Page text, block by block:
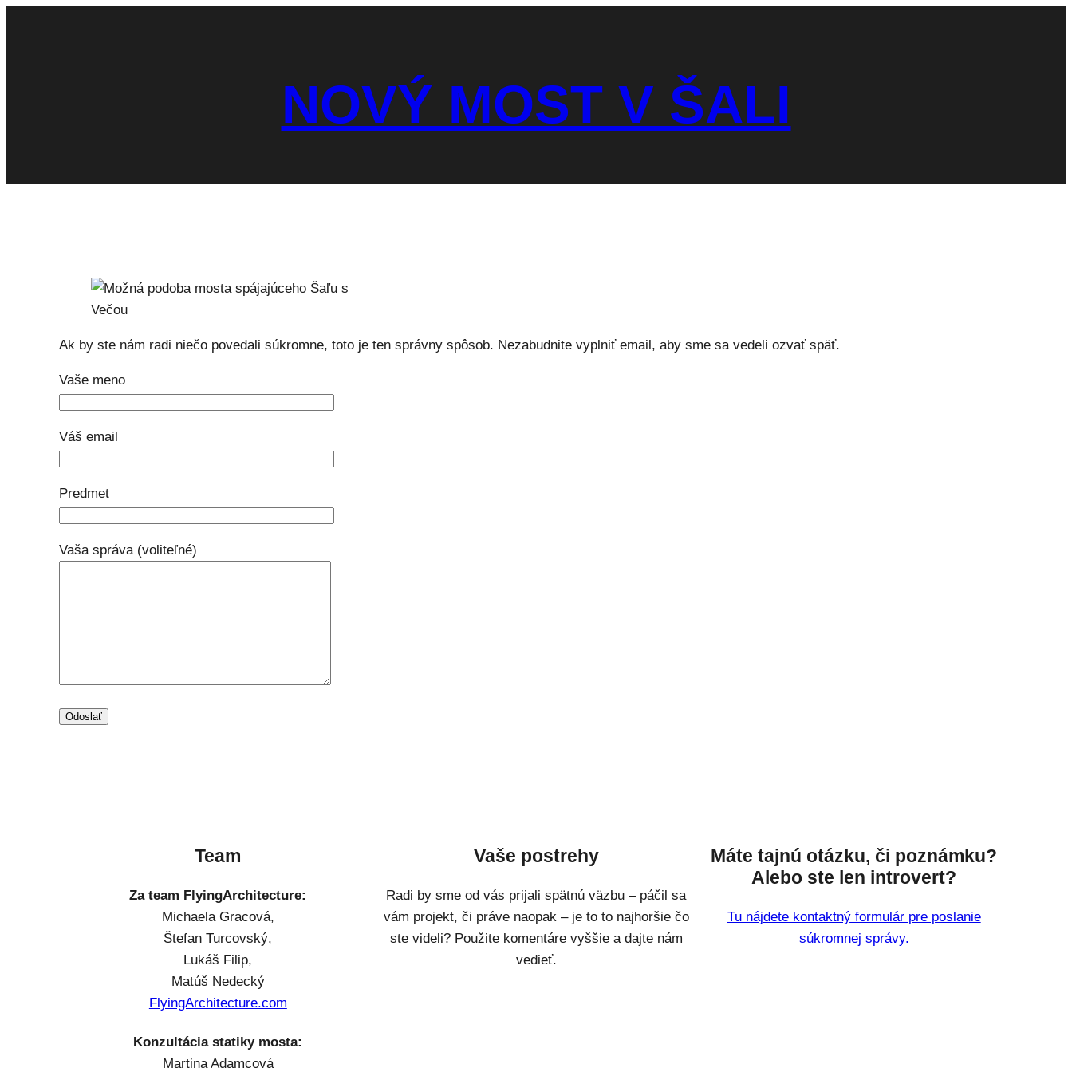
NOVÝ MOST V ŠALI
Ak by ste nám radi niečo povedali súkromne, toto je ten správny spôsob. Nezabudnite vyplniť email, aby sme sa vedeli ozvať späť.
Vaše meno
Váš email
Predmet
Vaša správa (voliteľné)
Team
Za team FlyingArchitecture:
Michaela Gracová,
Štefan Turcovský,
Lukáš Filip,
Matúš Nedecký
FlyingArchitecture.com
Konzultácia statiky mosta:
Martina Adamcová
Vaše postrehy
Radi by sme od vás prijali spätnú väzbu – páčil sa
vám projekt, či práve naopak – je to to najhoršie čo
ste videli? Použite komentáre vyššie a dajte nám
vedieť.
Máte tajnú otázku, či poznámku?
Alebo ste len introvert?
Tu nájdete kontaktný formulár pre poslanie
súkromnej správy.